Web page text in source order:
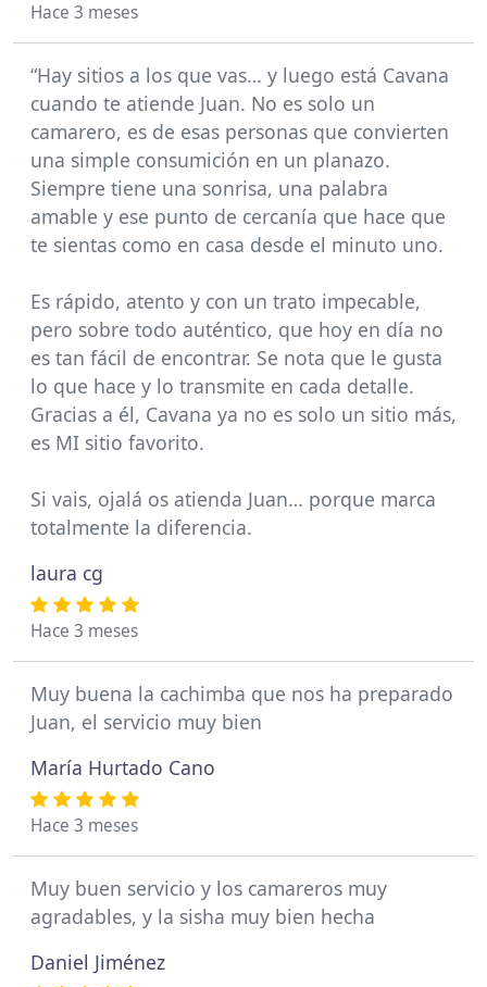
Hace 3 meses
“Hay sitios a los que vas… y luego está Cavana
cuando te atiende Juan. No es solo un
camarero, es de esas personas que convierten
una simple consumición en un planazo.
Siempre tiene una sonrisa, una palabra
amable y ese punto de cercanía que hace que
te sientas como en casa desde el minuto uno.
Es rápido, atento y con un trato impecable,
pero sobre todo auténtico, que hoy en día no
es tan fácil de encontrar. Se nota que le gusta
lo que hace y lo transmite en cada detalle.
Gracias a él, Cavana ya no es solo un sitio más,
es MI sitio favorito.
Si vais, ojalá os atienda Juan… porque marca
totalmente la diferencia.
laura cg
Hace 3 meses
Muy buena la cachimba que nos ha preparado
Juan, el servicio muy bien
María Hurtado Cano
Hace 3 meses
Muy buen servicio y los camareros muy
agradables, y la sisha muy bien hecha
Daniel Jiménez